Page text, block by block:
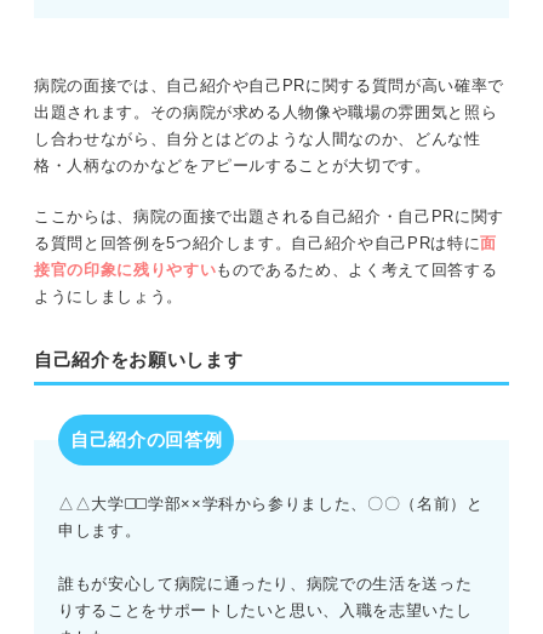
病院の面接では、自己紹介や自己PRに関する質問が高い確率で
出題されます。その病院が求める人物像や職場の雰囲気と照ら
し合わせながら、自分とはどのような人間なのか、どんな性
格・人柄なのかなどをアピールすることが大切です。
ここからは、病院の面接で出題される自己紹介・自己PRに関す
る質問と回答例を5つ紹介します。自己紹介や自己PRは特に面
接官の印象に残りやすいものであるため、よく考えて回答する
ようにしましょう。
自己紹介をお願いします
自己紹介の回答例
△△大学◻️◻️学部××学科から参りました、〇〇（名前）と
申します。
誰もが安心して病院に通ったり、病院での生活を送った
りすることをサポートしたいと思い、入職を志望いたし